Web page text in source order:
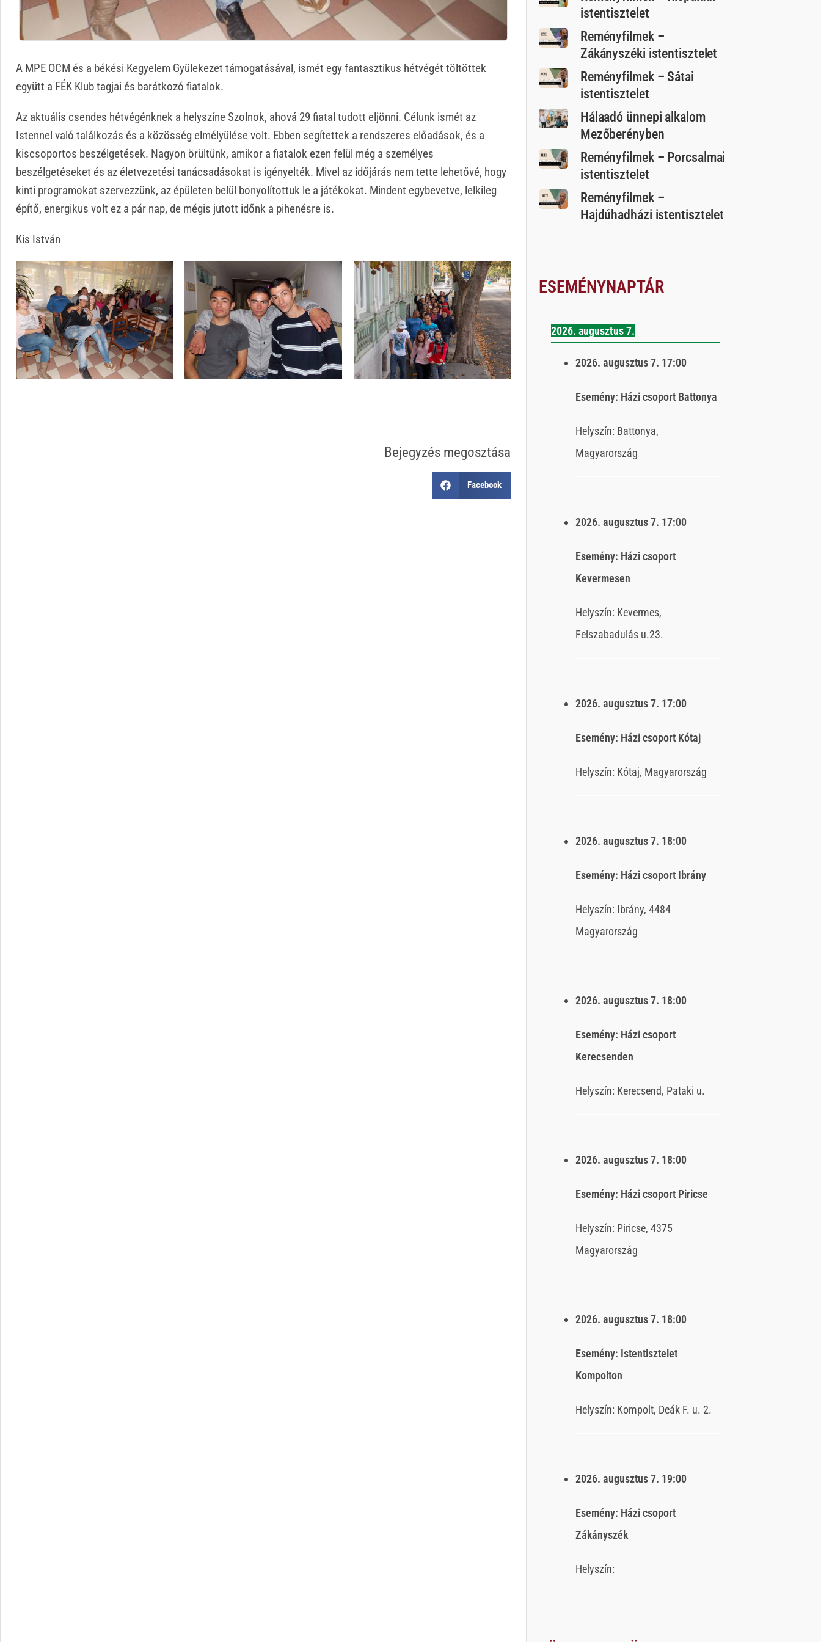
A MPE OCM és a békési Kegyelem Gyülekezet támogatásával, ismét egy fantasztikus hétvégét töltöttek
együtt a FÉK Klub tagjai és barátkozó fiatalok.
Az aktuális csendes hétvégénknek a helyszíne Szolnok, ahová 29 fiatal tudott eljönni. Célunk ismét az
Istennel való találkozás és a közösség elmélyülése volt. Ebben segítettek a rendszeres előadások, és a
kiscsoportos beszélgetések. Nagyon örültünk, amikor a fiatalok ezen felül még a személyes
beszélgetéseket és az életvezetési tanácsadásokat is igényelték. Mivel az időjárás nem tette lehetővé, hogy
kinti programokat szervezzünk, az épületen belül bonyolítottuk le a játékokat. Mindent egybevetve, lelkileg
építő, energikus volt ez a pár nap, de mégis jutott időnk a pihenésre is.
Kis István
Bejegyzés megosztása
Facebook
istentisztelet
Reményfilmek –
Zákányszéki istentisztelet
Reményfilmek – Sátai
istentisztelet
Hálaadó ünnepi alkalom
Mezőberényben
Reményfilmek – Porcsalmai
istentisztelet
Reményfilmek –
Hajdúhadházi istentisztelet
ESEMÉNYNAPTÁR
2026. augusztus 7.
2026. augusztus 7. 17:00
Esemény: Házi csoport Battonya
Helyszín: Battonya,
Magyarország
2026. augusztus 7. 17:00
Esemény: Házi csoport
Kevermesen
Helyszín: Kevermes,
Felszabadulás u.23.
2026. augusztus 7. 17:00
Esemény: Házi csoport Kótaj
Helyszín: Kótaj, Magyarország
2026. augusztus 7. 18:00
Esemény: Házi csoport Ibrány
Helyszín: Ibrány, 4484
Magyarország
2026. augusztus 7. 18:00
Esemény: Házi csoport
Kerecsenden
Helyszín: Kerecsend, Pataki u.
2026. augusztus 7. 18:00
Esemény: Házi csoport Piricse
Helyszín: Piricse, 4375
Magyarország
2026. augusztus 7. 18:00
Esemény: Istentisztelet
Kompolton
Helyszín: Kompolt, Deák F. u. 2.
2026. augusztus 7. 19:00
Esemény: Házi csoport
Zákányszék
Helyszín: